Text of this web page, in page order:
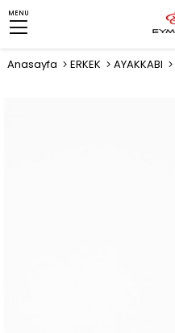
MENU
Anasayfa ERKEK AYAKKABI